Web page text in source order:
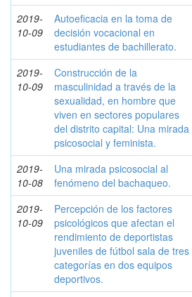
2019-
10-09
Autoeficacia en la toma de
decisión vocacional en
estudiantes de bachillerato.
2019-
10-09
Construcción de la
masculinidad a través de la
sexualidad, en hombre que
viven en sectores populares
del distrito capital: Una mirada
psicosocial y feminista.
2019-
10-08
Una mirada psicosocial al
fenómeno del bachaqueo.
2019-
10-09
Percepción de los factores
psicológicos que afectan el
rendimiento de deportistas
juveniles de fútbol sala de tres
categorías en dos equipos
deportivos.